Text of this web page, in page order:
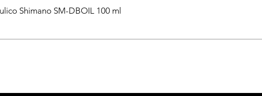
Shimano SM-DBOIL 100 ml